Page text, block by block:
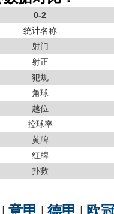
0-2
统计名称
射门
射正
犯规
角球
越位
控球率
黄牌
红牌
扑救